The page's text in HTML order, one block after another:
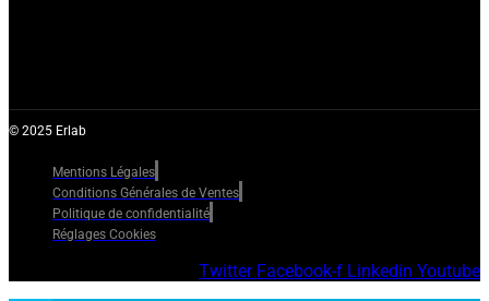
© 2025 Erlab
Mentions Légales
Conditions Générales de Ventes
Politique de confidentialité
Réglages Cookies
Twitter Facebook-f Linkedin Youtube